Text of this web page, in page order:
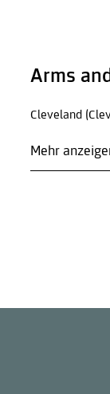
Arms
Cleveland
Mehr